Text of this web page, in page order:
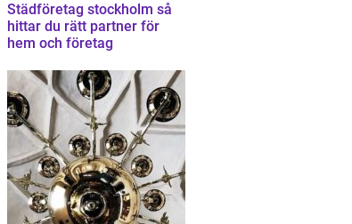
Städföretag stockholm så
hittar du rätt partner för
hem och företag